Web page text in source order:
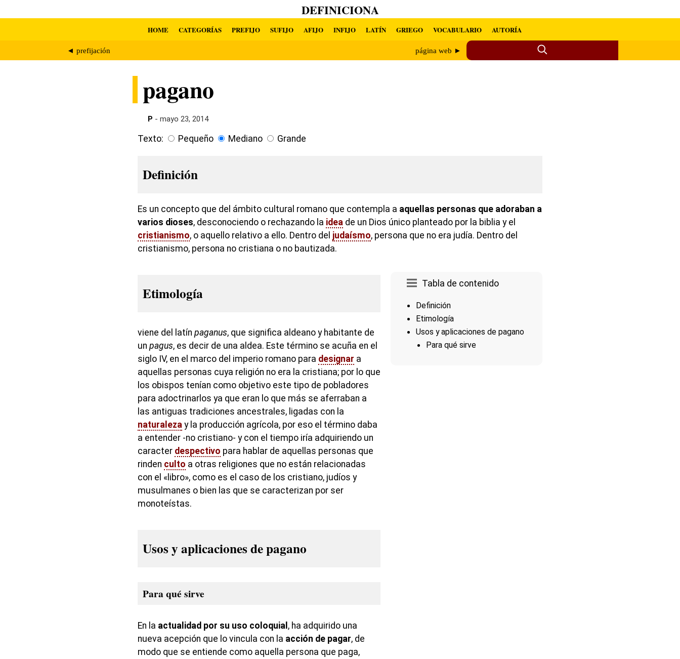
DEFINICIONA
HOME CATEGORÍAS PREFIJO SUFIJO AFIJO INFIJO LATÍN GRIEGO VOCABULARIO AUTORÍA
◄ prefijación página web ►
pagano
P - mayo 23, 2014
Texto: Pequeño Mediano Grande
Definición
Es un concepto que del ámbito cultural romano que contempla a aquellas personas que adoraban a
varios dioses, desconociendo o rechazando la idea de un Dios único planteado por la biblia y el
cristianismo, o aquello relativo a ello. Dentro del judaísmo, persona que no era judía. Dentro del
cristianismo, persona no cristiana o no bautizada.
Tabla de contenido
Definición
Etimología
Usos y aplicaciones de pagano
Para qué sirve
Etimología
viene del latín paganus, que significa aldeano y habitante de
un pagus, es decir de una aldea. Este término se acuña en el
siglo IV, en el marco del imperio romano para designar a
aquellas personas cuya religión no era la cristiana; por lo que
los obispos tenían como objetivo este tipo de pobladores
para adoctrinarlos ya que eran lo que más se aferraban a
las antiguas tradiciones ancestrales, ligadas con la
naturaleza y la producción agrícola, por eso el término daba
a entender -no cristiano- y con el tiempo iría adquiriendo un
caracter despectivo para hablar de aquellas personas que
rinden culto a otras religiones que no están relacionadas
con el «libro», como es el caso de los cristiano, judíos y
musulmanes o bien las que se caracterizan por ser
monoteístas.
Usos y aplicaciones de pagano
Para qué sirve
En la actualidad por su uso coloquial , ha adquirido una
nueva acepción que lo vincula con la acción de pagar, de
modo que se entiende como aquella persona que paga,